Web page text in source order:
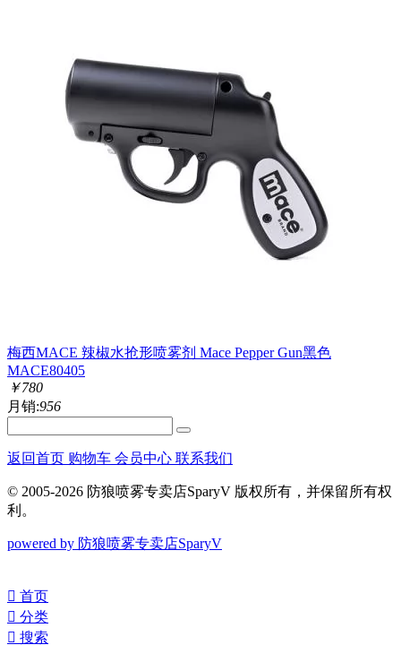
梅西MACE 辣椒水抢形喷雾剂 Mace Pepper Gun黑色
MACE80405
￥780
月销:956
返回首页 购物车 会员中心 联系我们
© 2005-2026 防狼喷雾专卖店SparyV 版权所有，并保留所有权
利。
powered by 防狼喷雾专卖店SparyV
󰀁 首页
󰀂 分类
󰀃 搜索